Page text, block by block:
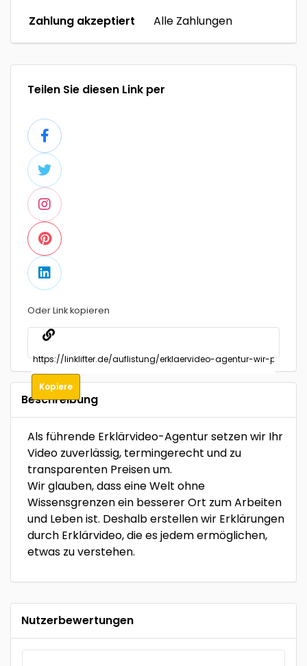
Zahlung akzeptiert
Alle Zahlungen
Teilen Sie diesen Link per
Oder Link kopieren
Kopiere
Beschreibung
Als führende Erklärvideo-Agentur setzen wir Ihr
Video zuverlässig, termingerecht und zu
transparenten Preisen um.
Wir glauben, dass eine Welt ohne
Wissensgrenzen ein besserer Ort zum Arbeiten
und Leben ist. Deshalb erstellen wir Erklärungen
durch Erklärvideo, die es jedem ermöglichen,
etwas zu verstehen.
Nutzerbewertungen